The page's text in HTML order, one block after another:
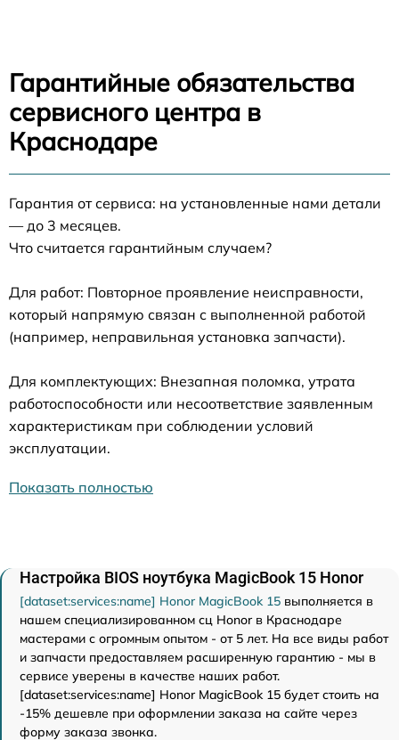
Гарантийные обязательства
сервисного центра в
Краснодаре
Гарантия от сервиса: на установленные нами детали
— до 3 месяцев.
Что считается гарантийным случаем?
Для работ: Повторное проявление неисправности,
который напрямую связан с выполненной работой
(например, неправильная установка запчасти).
Для комплектующих: Внезапная поломка, утрата
работоспособности или несоответствие заявленным
характеристикам при соблюдении условий
эксплуатации.
Показать полностью
Настройка BIOS ноутбука MagicBook 15 Honor
[dataset:services:name] Honor MagicBook 15 выполняется в
нашем специализированном сц Honor в Краснодаре
мастерами с огромным опытом - от 5 лет. На все виды работ
и запчасти предоставляем расширенную гарантию - мы в
сервисе уверены в качестве наших работ.
[dataset:services:name] Honor MagicBook 15 будет стоить на
-15% дешевле при оформлении заказа на сайте через
форму заказа звонка.